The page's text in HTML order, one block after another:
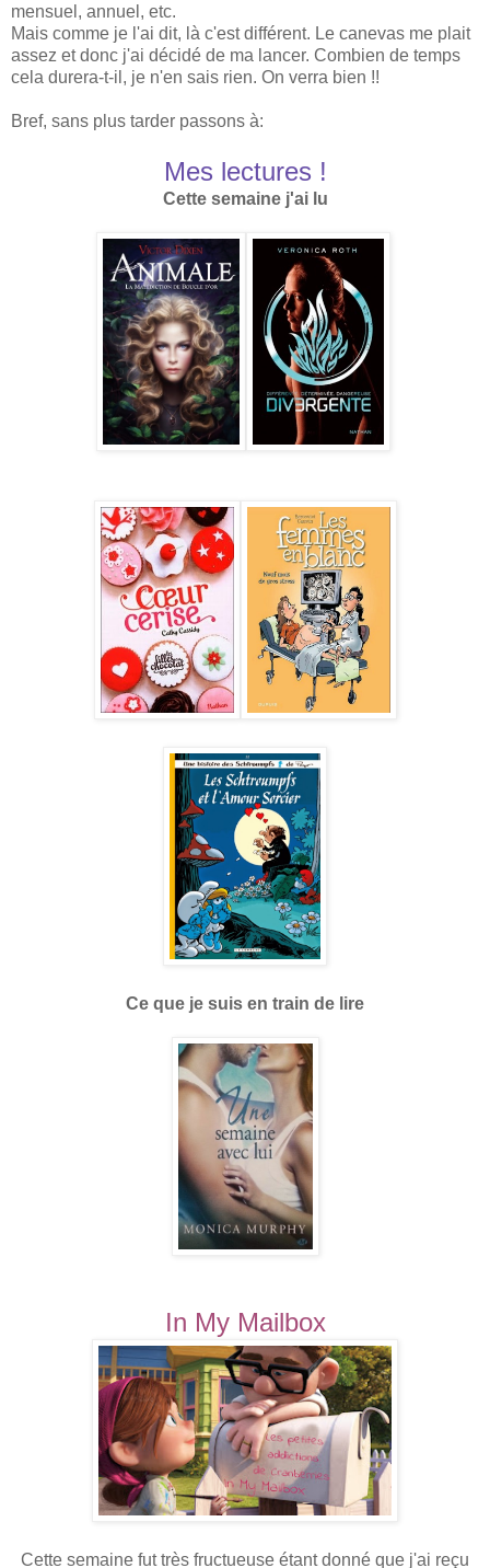
mensuel, annuel, etc.
Mais comme je l'ai dit, là c'est différent. Le canevas me plait
assez et donc j'ai décidé de ma lancer. Combien de temps
cela durera-t-il, je n'en sais rien. On verra bien !!
Bref, sans plus tarder passons à:
Mes lectures !
Cette semaine j'ai lu
Ce que je suis en train de lire
In My Mailbox
Cette semaine fut très fructueuse étant donné que j'ai reçu